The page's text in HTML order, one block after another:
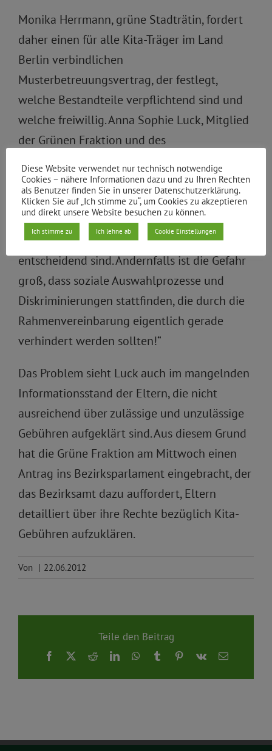
Monika Herrmann, grüne Stadträtin, fordert
daher einen für alle Kita-Träger im Land
Berlin verbindlichen
Musterbetreuungsvertrag, der festlegt,
welche Bestandteile verpflichtend sind und
welche freiwillig. Anna Sophie Luck, Mitglied
der Grünen Fraktion und des
allerhöchste Zeit zu handeln! Die
Finanzierung der Kitas ist klar geregelt und
es kann nicht sein, dass die finanziellen
Möglichkeiten einer Familie für den Kitaplatz
entscheidend sind. Andernfalls ist die Gefahr
groß, dass soziale Auswahlprozesse und
Diskriminierungen stattfinden, die durch die
Rahmenvereinbarung eigentlich gerade
verhindert werden sollten!“
Das Problem sieht Luck auch im mangelnden
Informationsstand der Eltern, die nicht
ausreichend über zulässige und unzulässige
Gebühren aufgeklärt sind. Aus diesem Grund
hat die Grüne Fraktion am Mittwoch einen
Antrag ins Bezirksparlament eingebracht, der
das Bezirksamt dazu auffordert, Eltern
detailliert über ihre Rechte bezüglich Kita-
Gebühren aufzuklären.
Von | 22.06.2012
Teile den Beitrag
Facebook
X RedditLinkedInWhatsApp
TumblrPinterest
Vk
E-
Diese Website verwendet nur technisch notwendige
Cookies – nähere Informationen dazu und zu Ihren Rechten
als Benutzer finden Sie in unserer Datenschutzerklärung.
Klicken Sie auf „Ich stimme zu“, um Cookies zu akzeptieren
und direkt unsere Website besuchen zu können.
Ich stimme zu Ich lehne ab Cookie Einstellungen